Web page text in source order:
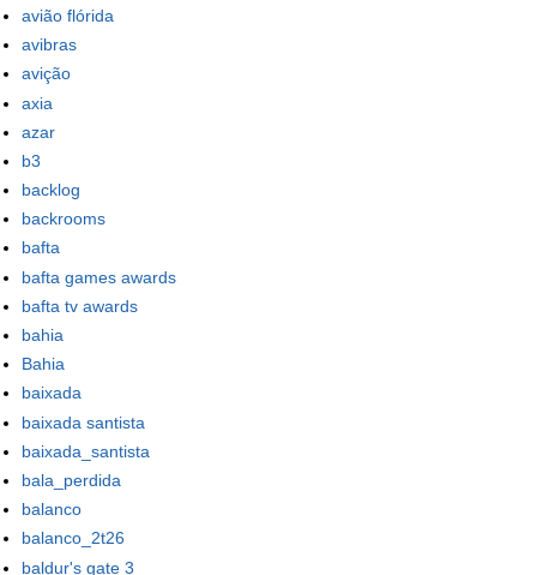
avião flórida
avibras
avição
axia
azar
b3
backlog
backrooms
bafta
bafta games awards
bafta tv awards
bahia
Bahia
baixada
baixada santista
baixada_santista
bala_perdida
balanco
balanco_2t26
baldur's gate 3